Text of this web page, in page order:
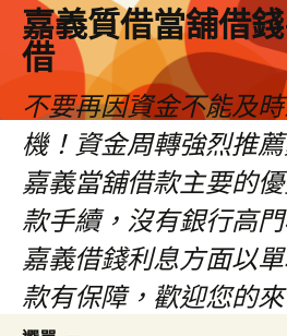
嘉義質借當舖借
借
不要再因資金不能及
機！資金周轉強烈推
嘉義當舖借款主要的
款手續，沒有銀行高
嘉義借錢利息方面以
款有保障，歡迎您的